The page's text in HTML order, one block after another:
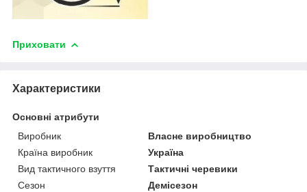
Приховати
Характеристики
Основні атрибути
Виробник
Власне виробництво
Країна виробник
Україна
Вид тактичного взуття
Тактичні черевики
Сезон
Демісезон